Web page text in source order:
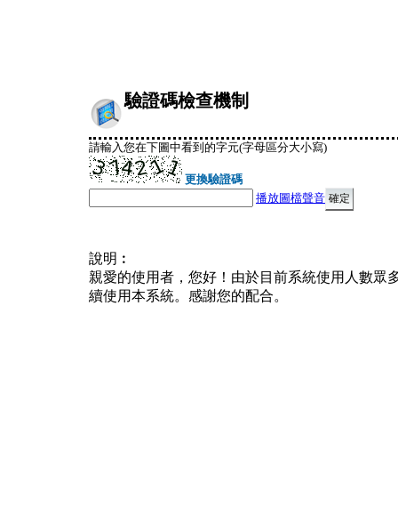
驗證碼檢查機制
請輸入您在下圖中看到的字元(字母區分大小寫)
更換驗證碼
播放圖檔聲音
說明︰
親愛的使用者，您好！由於目前系統使用人數眾
續使用本系統。感謝您的配合。